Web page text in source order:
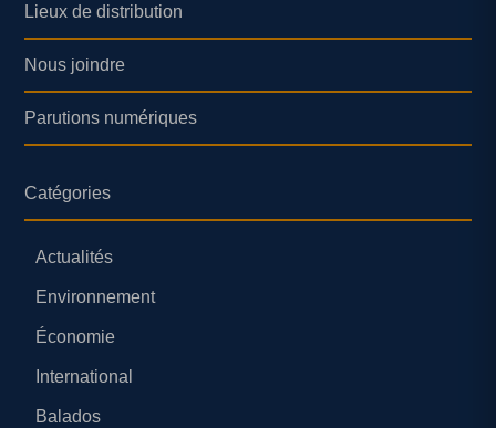
Lieux de distribution
Nous joindre
Parutions numériques
Catégories
Actualités
Environnement
Économie
International
Balados